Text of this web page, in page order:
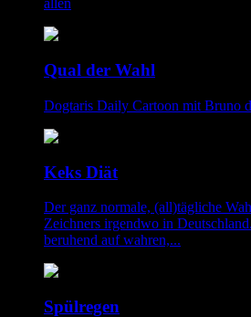
allen
Qual der Wahl
Dogtaris Daily Cartoon mit Bruno
Keks Diät
Der ganz normale, (all)tägliche
Zeichners irgendwo in
beruhend auf wahren,...
Spülregen